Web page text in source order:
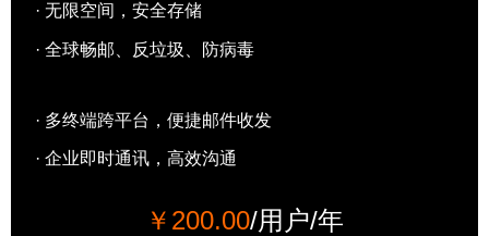
· 无限空间，安全存储
· 全球畅邮、反垃圾、防病毒
· 多终端跨平台，便捷邮件收发
· 企业即时通讯，高效沟通
￥200.00/用户/年